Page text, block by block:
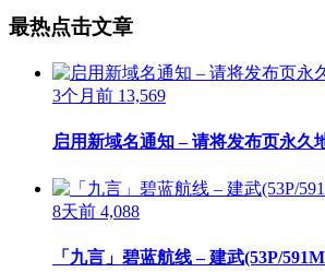
最热点击文章
3个月前 13,569
启用新域名通知 – 请将发布页永久
8天前 4,088
「九言」碧蓝航线 – 建武(53P/